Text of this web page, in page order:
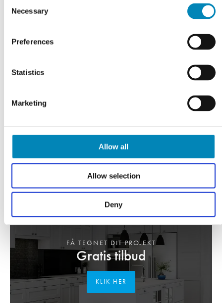
Selection
Necessary
Preferences
Statistics
Marketing
Allow all
Allow selection
Deny
Professionel rådgivning
Gratis tilbud
FÅ TEGNET DIT PROJEKT
KLIK HER